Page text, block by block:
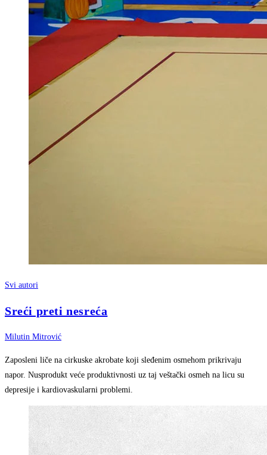
Svi autori
Sreći preti nesreća
Milutin Mitrović
Zaposleni liče na cirkuske akrobate koji sleđenim osmehom prikrivaju
napor. Nusprodukt veće produktivnosti uz taj veštački osmeh na licu su
depresije i kardiovaskularni problemi.